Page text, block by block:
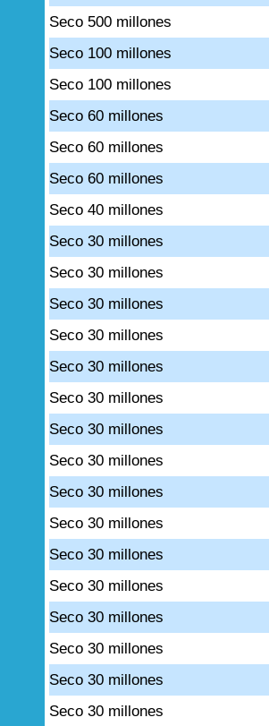
Seco 500 millones
Seco 100 millones
Seco 100 millones
Seco 60 millones
Seco 60 millones
Seco 60 millones
Seco 40 millones
Seco 30 millones
Seco 30 millones
Seco 30 millones
Seco 30 millones
Seco 30 millones
Seco 30 millones
Seco 30 millones
Seco 30 millones
Seco 30 millones
Seco 30 millones
Seco 30 millones
Seco 30 millones
Seco 30 millones
Seco 30 millones
Seco 30 millones
Seco 30 millones